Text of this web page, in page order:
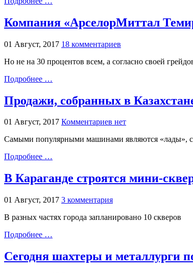
Компания «АрселорМиттал
01 Август, 2017 18 комментариев
Но не на 30 процентов всем, а согласно своей
Подробнее …
Продажи, собранных в
01 Август, 2017 Комментариев нет
Самыми популярными машинами являются «лады»,
Подробнее …
В Караганде строятся мини-
01 Август, 2017 3 комментария
В разных частях города запланировано 10 скверов
Подробнее …
Сегодня шахтеры и металлурги